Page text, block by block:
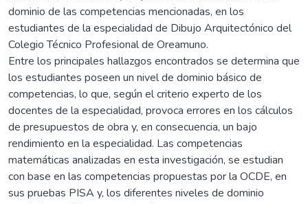
dominio de las competencias mencionadas, en los
estudiantes de la especialidad de Dibujo Arquitectónico del
Colegio Técnico Profesional de Oreamuno.
Entre los principales hallazgos encontrados se determina que
los estudiantes poseen un nivel de dominio básico de
competencias, lo que, según el criterio experto de los
docentes de la especialidad, provoca errores en los cálculos
de presupuestos de obra y, en consecuencia, un bajo
rendimiento en la especialidad. Las competencias
matemáticas analizadas en esta investigación, se estudian
con base en las competencias propuestas por la OCDE, en
sus pruebas PISA y, los diferentes niveles de dominio